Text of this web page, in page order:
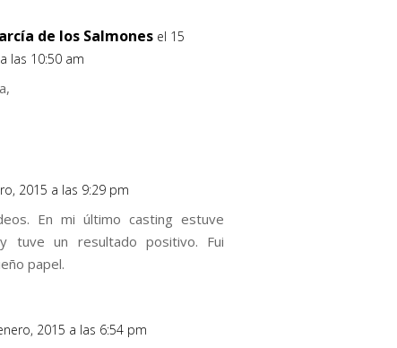
de los Salmones el 15
las 10:50 am
2015 a las 9:29 pm
En mi último casting estuve
tuve un resultado positivo. Fui
papel.
2015 a las 6:54 pm